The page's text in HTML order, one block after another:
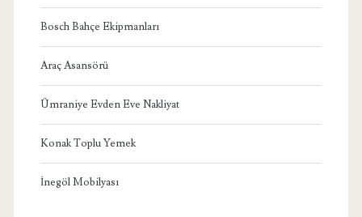
Bosch Bahçe Ekipmanları
Araç Asansörü
Ümraniye Evden Eve Nakliyat
Konak Toplu Yemek
İnegöl Mobilyası